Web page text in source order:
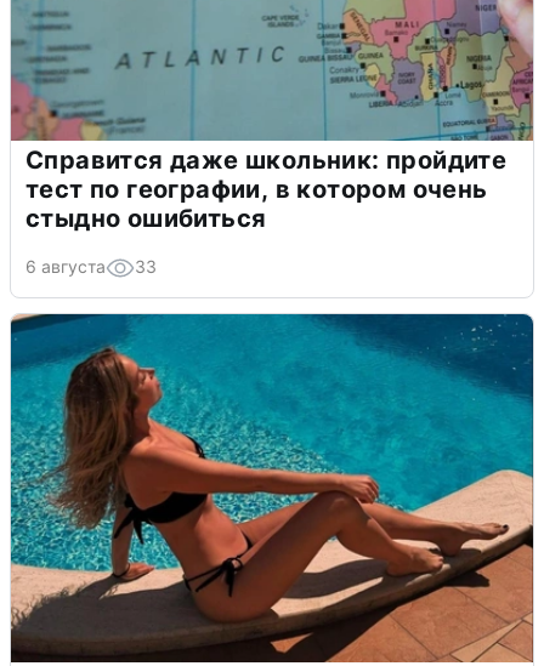
Справится даже школьник: пройдите
тест по географии, в котором очень
стыдно ошибиться
6 августа 33